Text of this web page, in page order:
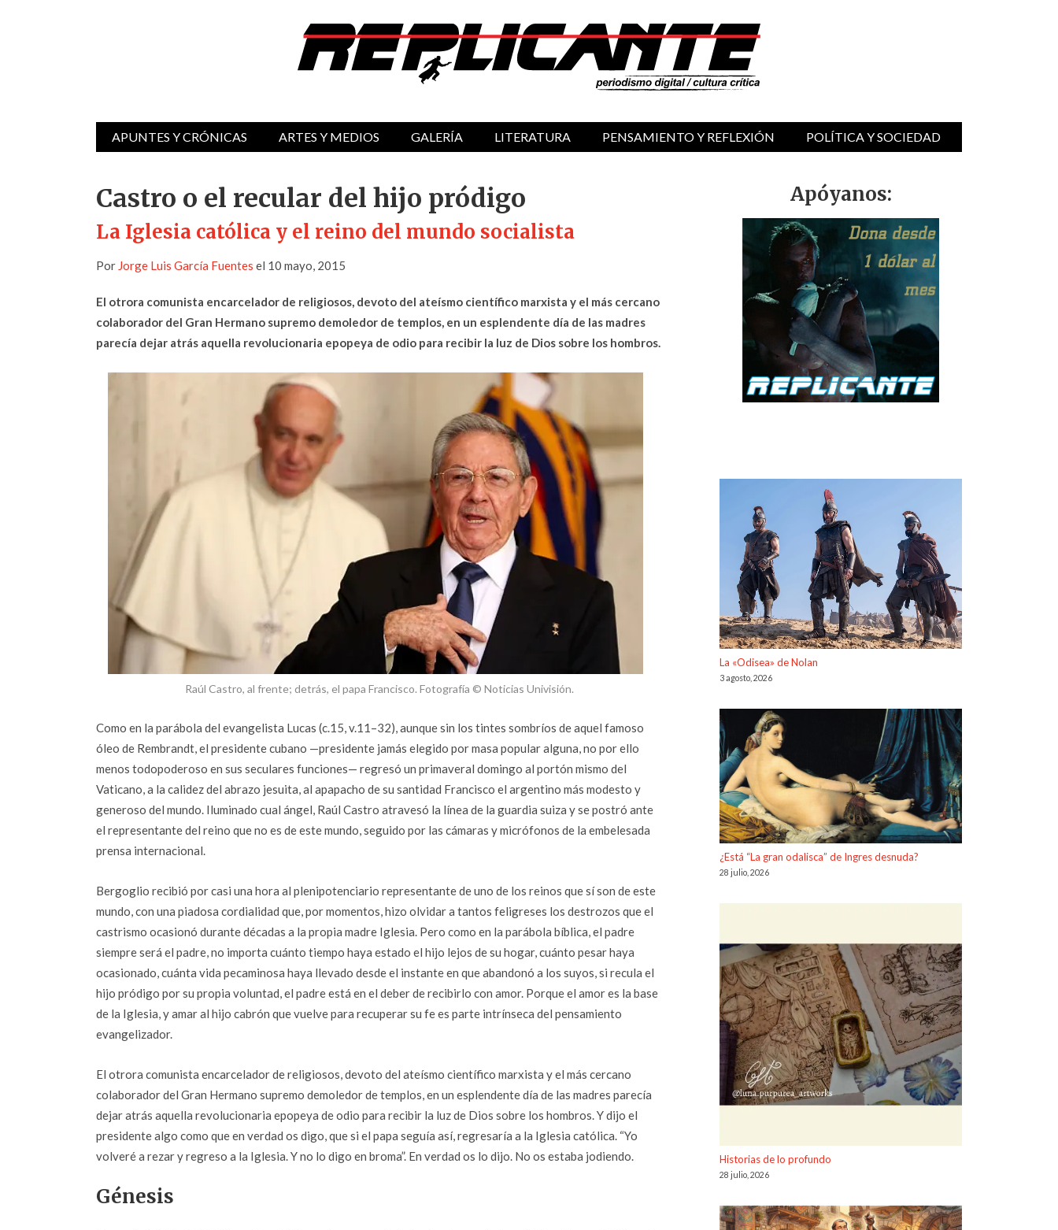
APUNTES Y CRÓNICAS ARTES Y MEDIOS GALERÍA LITERATURA PENSAMIENTO Y REFLEXIÓN POLÍTICA Y SOCIEDAD
Castro o el recular del hijo pródigo
La Iglesia católica y el reino del mundo socialista
Por Jorge Luis García Fuentes el 10 mayo, 2015
El otrora comunista encarcelador de religiosos, devoto del ateísmo científico marxista y el más cercano
colaborador del Gran Hermano supremo demoledor de templos, en un esplendente día de las madres
parecía dejar atrás aquella revolucionaria epopeya de odio para recibir la luz de Dios sobre los hombros.
Raúl Castro, al frente; detrás, el papa Francisco. Fotografía © Noticias Univisión.
Como en la parábola del evangelista Lucas (c.15, v.11–32), aunque sin los tintes sombríos de aquel famoso
óleo de Rembrandt, el presidente cubano —presidente jamás elegido por masa popular alguna, no por ello
menos todopoderoso en sus seculares funciones— regresó un primaveral domingo al portón mismo del
Vaticano, a la calidez del abrazo jesuita, al apapacho de su santidad Francisco el argentino más modesto y
generoso del mundo. Iluminado cual ángel, Raúl Castro atravesó la línea de la guardia suiza y se postró ante
el representante del reino que no es de este mundo, seguido por las cámaras y micrófonos de la embelesada
prensa internacional.
Bergoglio recibió por casi una hora al plenipotenciario representante de uno de los reinos que sí son de este
mundo, con una piadosa cordialidad que, por momentos, hizo olvidar a tantos feligreses los destrozos que el
castrismo ocasionó durante décadas a la propia madre Iglesia. Pero como en la parábola bíblica, el padre
siempre será el padre, no importa cuánto tiempo haya estado el hijo lejos de su hogar, cuánto pesar haya
ocasionado, cuánta vida pecaminosa haya llevado desde el instante en que abandonó a los suyos, si recula el
hijo pródigo por su propia voluntad, el padre está en el deber de recibirlo con amor. Porque el amor es la base
de la Iglesia, y amar al hijo cabrón que vuelve para recuperar su fe es parte intrínseca del pensamiento
evangelizador.
El otrora comunista encarcelador de religiosos, devoto del ateísmo científico marxista y el más cercano
colaborador del Gran Hermano supremo demoledor de templos, en un esplendente día de las madres parecía
dejar atrás aquella revolucionaria epopeya de odio para recibir la luz de Dios sobre los hombros. Y dijo el
presidente algo como que en verdad os digo, que si el papa seguía así, regresaría a la Iglesia católica. “Yo
volveré a rezar y regreso a la Iglesia. Y no lo digo en broma”. En verdad os lo dijo. No os estaba jodiendo.
Génesis
Apóyanos:
La «Odisea» de Nolan
3 agosto, 2026
¿Está “La gran odalisca” de Ingres desnuda?
28 julio, 2026
Historias de lo profundo
28 julio, 2026